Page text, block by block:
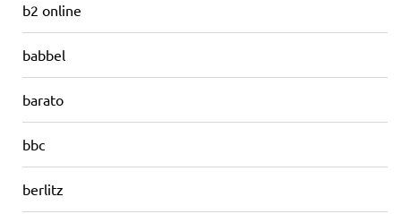
b2 online
babbel
barato
bbc
berlitz